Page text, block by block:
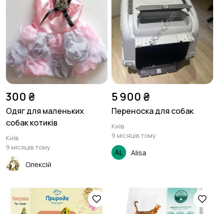
300 ₴
Одяг для маленьких
собак котиків
Київ
9 місяців тому
Олексій
5 900 ₴
Переноска для собак
Київ
9 місяців тому
Alisa